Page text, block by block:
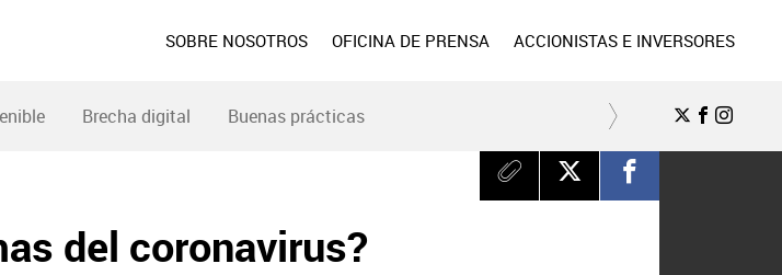
SOBRE NOSOTROS OFICINA DE PRENSA ACCIONISTAS E INVERSORES
Brecha digital Buenas prácticas
del coronavirus?